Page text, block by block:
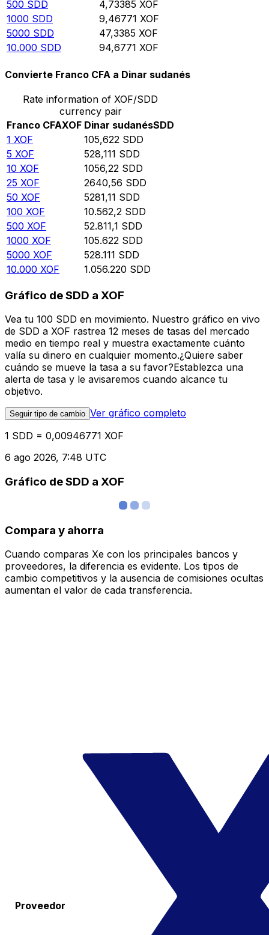
500 SDD 4,73385 XOF
1000 SDD 9,46771 XOF
5000 SDD 47,3385 XOF
10.000 SDD 94,6771 XOF
Convierte Franco CFA a Dinar sudanés
Rate information of XOF/SDD
currency pair
Franco CFAXOF Dinar sudanésSDD
1 XOF 105,622 SDD
5 XOF 528,111 SDD
10 XOF 1056,22 SDD
25 XOF 2640,56 SDD
50 XOF 5281,11 SDD
100 XOF 10.562,2 SDD
500 XOF 52.811,1 SDD
1000 XOF 105.622 SDD
5000 XOF 528.111 SDD
10.000 XOF 1.056.220 SDD
Gráfico de SDD a XOF
Vea tu 100 SDD en movimiento. Nuestro gráfico en vivo
de SDD a XOF rastrea 12 meses de tasas del mercado
medio en tiempo real y muestra exactamente cuánto
valía su dinero en cualquier momento.¿Quiere saber
cuándo se mueve la tasa a su favor?Establezca una
alerta de tasa y le avisaremos cuando alcance tu
objetivo.
Seguir tipo de cambio Ver gráfico completo
1 SDD = 0,00946771 XOF
6 ago 2026, 7:48 UTC
Gráfico de SDD a XOF
Compara y ahorra
Cuando comparas Xe con los principales bancos y
proveedores, la diferencia es evidente. Los tipos de
cambio competitivos y la ausencia de comisiones ocultas
aumentan el valor de cada transferencia.
Proveedor